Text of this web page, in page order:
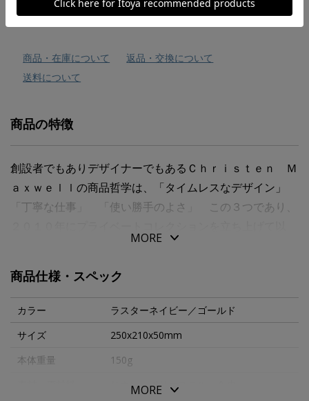
お気に入りに追加
商品・在庫について
返品・交換について
送料について
商品の特徴
創設者でもありデザイナーでもあるＣｈｒｉｓｔｅｎ Ｍ
ａｘｗｅｌｌの商品哲学は、「タイムレスなデザイン」
「丁寧な仕事」 「使い勝手のよさ」 この３つであり、
来、その信念に基づき商品作りを行っております。 製品
独自のラスターリネンと、メタリックカラーのポリブレン
ドフェイクレザーを使った大型ポーチです。
裏地は防水ポリエステル１００％の為、旅行やビーチへの
お供に最適です。
MORE
商品仕様・スペック
カラー
ラスターネイビー／ゴールド
サイズ
250x210x50mm
本体重量
150g
リネン＋ポリエステル＋合皮
MORE